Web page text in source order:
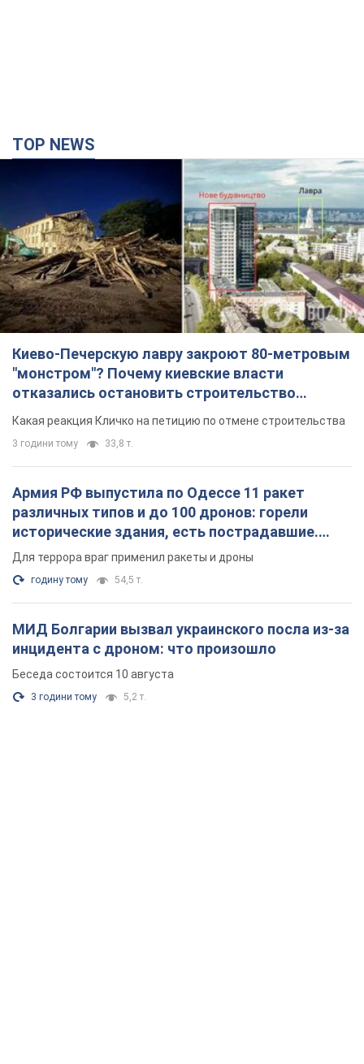
TOP NEWS
Киево-Печерскую лавру закроют 80-метровым
"монстром"? Почему киевские власти
отказались остановить строительство
небоскреба "московского верующего"
Какая реакция Кличко на петицию по отмене строительства
3 години тому 33,8 т.
Армия РФ выпустила по Одессе 11 ракет
различных типов и до 100 дронов: горели
исторические здания, есть пострадавшие.
Фото и видео
Для террора враг применил ракеты и дроны
годину тому 54,5 т.
МИД Болгарии вызвал украинского посла из-за
инцидента с дроном: что произошло
Беседа состоится 10 августа
3 години тому 5,2 т.